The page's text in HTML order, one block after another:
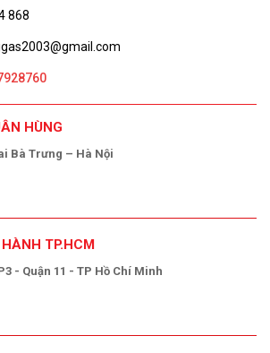
868
HÙNG
Bà Trưng – Hà Nội
TP.HCM
- Quận 11 - TP Hồ Chí Minh